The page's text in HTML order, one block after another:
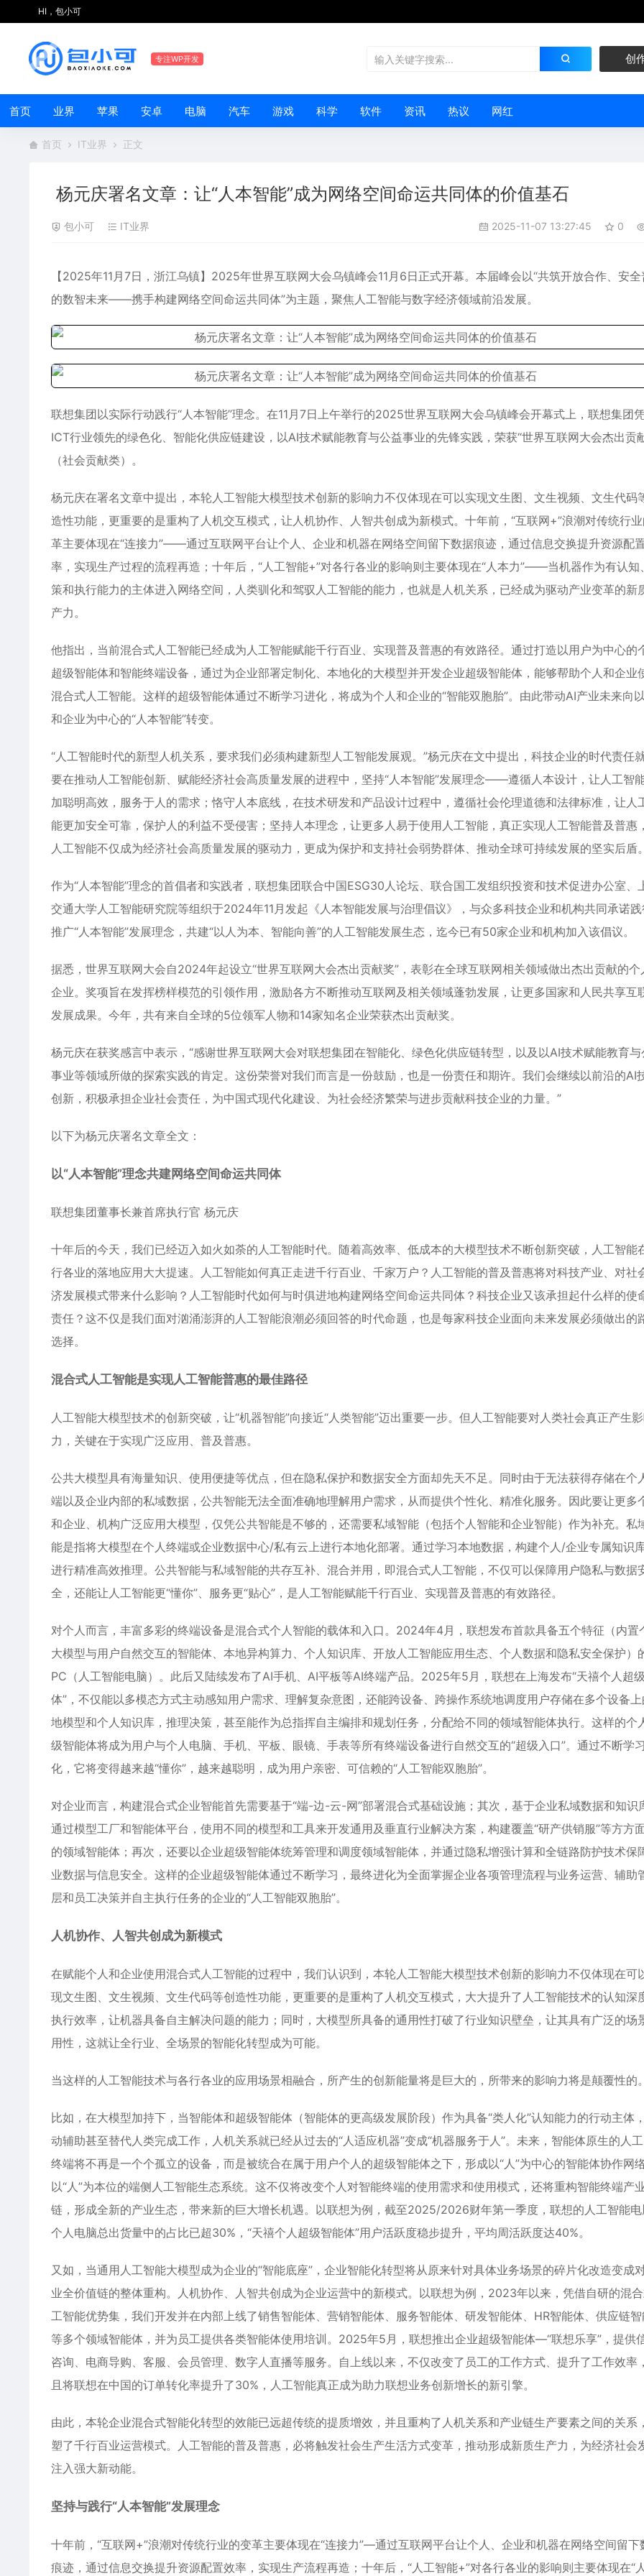
HI，包小可
专注WP开发 创
首页 业界 苹果 安卓 电脑 汽车 游戏 科学 软件 资讯 热议 网红
首页 IT业界 正文
杨元庆署名文章：让“人本智能”成为网络空间命运共同体的价值基石
包小可 IT业界 2025-11-07 13:27:45 0
【2025年11月7日，浙江乌镇】2025年世界互联网大会乌镇峰会11月6日正式开幕。本届峰会以“共筑开放合作、安
的数智未来——携手构建网络空间命运共同体”为主题，聚焦人工智能与数字经济领域前沿发展。
联想集团以实际行动践行“人本智能”理念。在11月7日上午举行的2025世界互联网大会乌镇峰会开幕式上，联想集团
ICT行业领先的绿色化、智能化供应链建设，以AI技术赋能教育与公益事业的先锋实践，荣获“世界互联网大会杰出贡
（社会贡献类）。
杨元庆在署名文章中提出，本轮人工智能大模型技术创新的影响力不仅体现在可以实现文生图、文生视频、文生代码
造性功能，更重要的是重构了人机交互模式，让人机协作、人智共创成为新模式。十年前，“互联网+”浪潮对传统行
革主要体现在“连接力”——通过互联网平台让个人、企业和机器在网络空间留下数据痕迹，通过信息交换提升资源配
率，实现生产过程的流程再造；十年后，“人工智能+”对各行各业的影响则主要体现在“人本力”——当机器作为有认知
策和执行能力的主体进入网络空间，人类驯化和驾驭人工智能的能力，也就是人机关系，已经成为驱动产业变革的新
产力。
他指出，当前混合式人工智能已经成为人工智能赋能千行百业、实现普及普惠的有效路径。通过打造以用户为中心的
超级智能体和智能终端设备，通过为企业部署定制化、本地化的大模型并开发企业超级智能体，能够帮助个人和企业
混合式人工智能。这样的超级智能体通过不断学习进化，将成为个人和企业的“智能双胞胎”。由此带动AI产业未来向
和企业为中心的“人本智能”转变。
“人工智能时代的新型人机关系，要求我们必须构建新型人工智能发展观。”杨元庆在文中提出，科技企业的时代责任
要在推动人工智能创新、赋能经济社会高质量发展的进程中，坚持“人本智能”发展理念——遵循人本设计，让人工智
加聪明高效，服务于人的需求；恪守人本底线，在技术研发和产品设计过程中，遵循社会伦理道德和法律标准，让人
能更加安全可靠，保护人的利益不受侵害；坚持人本理念，让更多人易于使用人工智能，真正实现人工智能普及普惠
人工智能不仅成为经济社会高质量发展的驱动力，更成为保护和支持社会弱势群体、推动全球可持续发展的坚实后盾
作为“人本智能”理念的首倡者和实践者，联想集团联合中国ESG30人论坛、联合国工发组织投资和技术促进办公室、
交通大学人工智能研究院等组织于2024年11月发起《人本智能发展与治理倡议》，与众多科技企业和机构共同承诺
推广“人本智能”发展理念，共建“以人为本、智能向善”的人工智能发展生态，迄今已有50家企业和机构加入该倡议。
据悉，世界互联网大会自2024年起设立“世界互联网大会杰出贡献奖”，表彰在全球互联网相关领域做出杰出贡献的个
企业。奖项旨在发挥榜样模范的引领作用，激励各方不断推动互联网及相关领域蓬勃发展，让更多国家和人民共享互
发展成果。今年，共有来自全球的5位领军人物和14家知名企业荣获杰出贡献奖。
杨元庆在获奖感言中表示，“感谢世界互联网大会对联想集团在智能化、绿色化供应链转型，以及以AI技术赋能教育与
事业等领域所做的探索实践的肯定。这份荣誉对我们而言是一份鼓励，也是一份责任和期许。我们会继续以前沿的AI
创新，积极承担企业社会责任，为中国式现代化建设、为社会经济繁荣与进步贡献科技企业的力量。”
以下为杨元庆署名文章全文：
以“人本智能”理念共建网络空间命运共同体
联想集团董事长兼首席执行官 杨元庆
十年后的今天，我们已经迈入如火如荼的人工智能时代。随着高效率、低成本的大模型技术不断创新突破，人工智能
行各业的落地应用大大提速。人工智能如何真正走进千行百业、千家万户？人工智能的普及普惠将对科技产业、对社
济发展模式带来什么影响？人工智能时代如何与时俱进地构建网络空间命运共同体？科技企业又该承担起什么样的使
责任？这不仅是我们面对汹涌澎湃的人工智能浪潮必须回答的时代命题，也是每家科技企业面向未来发展必须做出的
选择。
混合式人工智能是实现人工智能普惠的最佳路径
人工智能大模型技术的创新突破，让“机器智能”向接近“人类智能”迈出重要一步。但人工智能要对人类社会真正产生
力，关键在于实现广泛应用、普及普惠。
公共大模型具有海量知识、使用便捷等优点，但在隐私保护和数据安全方面却先天不足。同时由于无法获得存储在个
端以及企业内部的私域数据，公共智能无法全面准确地理解用户需求，从而提供个性化、精准化服务。因此要让更多
和企业、机构广泛应用大模型，仅凭公共智能是不够的，还需要私域智能（包括个人智能和企业智能）作为补充。私
能是指将大模型在个人终端或企业数据中心/私有云上进行本地化部署。通过学习本地数据，构建个人/企业专属知识
进行精准高效推理。公共智能与私域智能的共存互补、混合并用，即混合式人工智能，不仅可以保障用户隐私与数据
全，还能让人工智能更“懂你”、服务更“贴心”，是人工智能赋能千行百业、实现普及普惠的有效路径。
对个人而言，丰富多彩的终端设备是混合式个人智能的载体和入口。2024年4月，联想发布首款具备五个特征（内置
大模型与用户自然交互的智能体、本地异构算力、个人知识库、开放人工智能应用生态、个人数据和隐私安全保护）
PC（人工智能电脑）。此后又陆续发布了AI手机、AI平板等AI终端产品。2025年5月，联想在上海发布“天禧个人超
体”，不仅能以多模态方式主动感知用户需求、理解复杂意图，还能跨设备、跨操作系统地调度用户存储在多个设备
地模型和个人知识库，推理决策，甚至能作为总指挥自主编排和规划任务，分配给不同的领域智能体执行。这样的个
级智能体将成为用户与个人电脑、手机、平板、眼镜、手表等所有终端设备进行自然交互的“超级入口”。通过不断学
化，它将变得越来越“懂你”，越来越聪明，成为用户亲密、可信赖的“人工智能双胞胎”。
对企业而言，构建混合式企业智能首先需要基于“端-边-云-网”部署混合式基础设施；其次，基于企业私域数据和知识
通过模型工厂和智能体平台，使用不同的模型和工具来开发通用及垂直行业解决方案，构建覆盖“研产供销服”等方方
的领域智能体；再次，还要以企业超级智能体统筹管理和调度领域智能体，并通过隐私增强计算和全链路防护技术保
业数据与信息安全。这样的企业超级智能体通过不断学习，最终进化为全面掌握企业各项管理流程与业务运营、辅助
层和员工决策并自主执行任务的企业的“人工智能双胞胎”。
人机协作、人智共创成为新模式
在赋能个人和企业使用混合式人工智能的过程中，我们认识到，本轮人工智能大模型技术创新的影响力不仅体现在可
现文生图、文生视频、文生代码等创造性功能，更重要的是重构了人机交互模式，大大提升了人工智能技术的认知深
执行效率，让机器具备自主解决问题的能力；同时，大模型所具备的通用性打破了行业知识壁垒，让其具有广泛的场
用性，这就让全行业、全场景的智能化转型成为可能。
当这样的人工智能技术与各行各业的应用场景相融合，所产生的创新能量将是巨大的，所带来的影响力将是颠覆性的
比如，在大模型加持下，当智能体和超级智能体（智能体的更高级发展阶段）作为具备“类人化”认知能力的行动主体
动辅助甚至替代人类完成工作，人机关系就已经从过去的“人适应机器”变成“机器服务于人”。未来，智能体原生的人
终端将不再是一个个孤立的设备，而是被统合在属于用户个人的超级智能体之下，形成以“人”为中心的智能体协作网
以“人”为本位的端侧人工智能生态系统。这不仅将改变个人对智能终端的使用需求和使用模式，还将重构智能终端产
链，形成全新的产业生态，带来新的巨大增长机遇。以联想为例，截至2025/2026财年第一季度，联想的人工智能
个人电脑总出货量中的占比已超30%，“天禧个人超级智能体”用户活跃度稳步提升，平均周活跃度达40%。
又如，当通用人工智能大模型成为企业的“智能底座”，企业智能化转型将从原来针对具体业务场景的碎片化改造变成
业全价值链的整体重构。人机协作、人智共创成为企业运营中的新模式。以联想为例，2023年以来，凭借自研的混
工智能优势集，我们开发并在内部上线了销售智能体、营销智能体、服务智能体、研发智能体、HR智能体、供应链
等多个领域智能体，并为员工提供各类智能体使用培训。2025年5月，联想推出企业超级智能体—“联想乐享”，提供
咨询、电商导购、客服、会员管理、数字人直播等服务。自上线以来，不仅改变了员工的工作方式、提升了工作效率
且将联想在中国的订单转化率提升了30%，人工智能真正成为助力联想业务创新增长的新引擎。
由此，本轮企业混合式智能化转型的效能已远超传统的提质增效，并且重构了人机关系和产业链生产要素之间的关系
塑了千行百业运营模式。人工智能的普及普惠，必将触发社会生产生活方式变革，推动形成新质生产力，为经济社会
注入强大新动能。
坚持与践行“人本智能”发展理念
十年前，“互联网+”浪潮对传统行业的变革主要体现在“连接力”—通过互联网平台让个人、企业和机器在网络空间留下
痕迹，通过信息交换提升资源配置效率，实现生产流程再造；十年后，“人工智能+”对各行各业的影响则主要体现在“